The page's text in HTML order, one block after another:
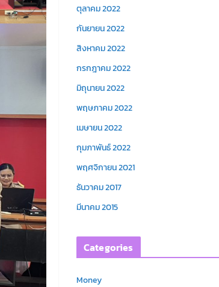
ตุลาคม 2022
กันยายน 2022
สิงหาคม 2022
กรกฎาคม 2022
มิถุนายน 2022
พฤษภาคม 2022
เมษายน 2022
กุมภาพันธ์ 2022
พฤศจิกายน 2021
ธันวาคม 2017
มีนาคม 2015
Categories
Money